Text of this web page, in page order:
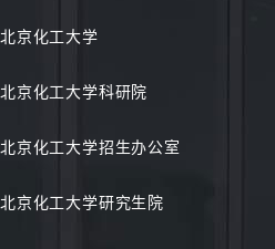
北京化工大学
北京化工大学科研院
北京化工大学招生办公室
北京化工大学研究生院